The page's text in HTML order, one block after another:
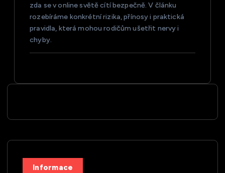
zda se v online světě cítí bezpečně. V článku
rozebíráme konkrétní rizika, přínosy i praktická
pravidla, která mohou rodičům ušetřit nervy i
chyby.
Informace